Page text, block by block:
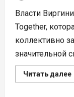
Власти
Together,
коллективно
значительной
Читать далее